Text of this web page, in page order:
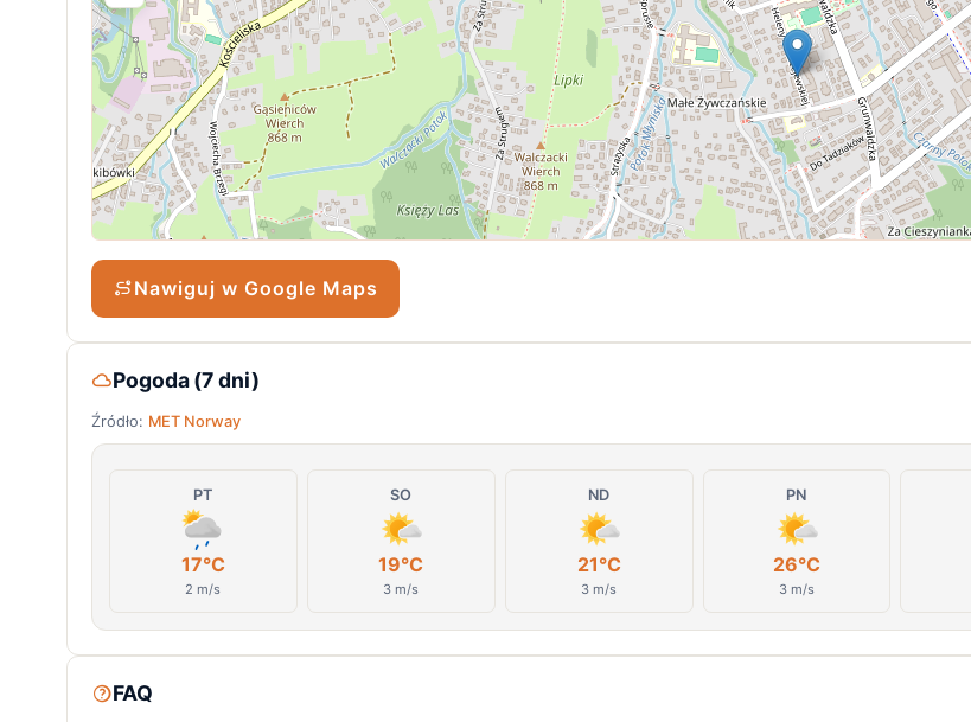
Nawiguj w Google Maps
Pogoda (7 dni)
Źródło: MET Norway
PT
17°C
2 m/s
SO
19°C
3 m/s
ND
21°C
3 m/s
PN
26°C
3 m/s
FAQ